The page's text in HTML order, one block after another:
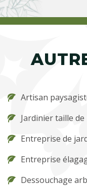
Artisan
Jardinier taille
Entreprise de
Entreprise
Dessouchage